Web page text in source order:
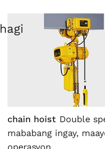
chain hoist Double
mababang ingay,
operasyon